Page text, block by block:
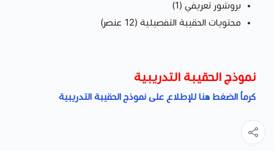
بروشور تعريفي (1)
محتويات الحقيبة التفصيلية (12 عنصر)
نموذج الحقيبة التدريبية
كرماُ الضغط هنا للإطلاع على نموذج الحقيبة التدريبية